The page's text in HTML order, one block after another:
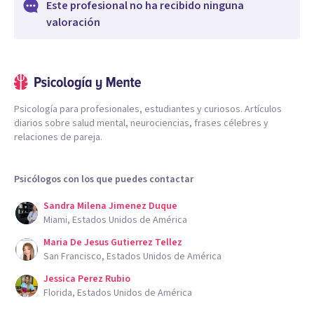
Este profesional no ha recibido ninguna
valoración
Psicología para profesionales, estudiantes y curiosos. Artículos
diarios sobre salud mental, neurociencias, frases célebres y
relaciones de pareja.
Psicólogos con los que puedes contactar
Sandra Milena Jimenez Duque
Miami, Estados Unidos de América
Maria De Jesus Gutierrez Tellez
San Francisco, Estados Unidos de América
Jessica Perez Rubio
Florida, Estados Unidos de América